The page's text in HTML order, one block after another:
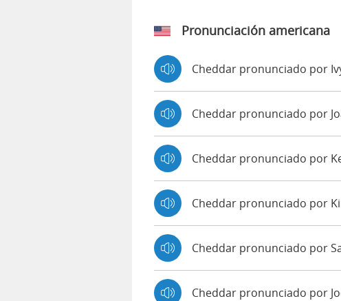
Pronunciación americana
Cheddar pronunciado por
Cheddar pronunciado por
Cheddar pronunciado por
Cheddar pronunciado por
Cheddar pronunciado por
Cheddar pronunciado por